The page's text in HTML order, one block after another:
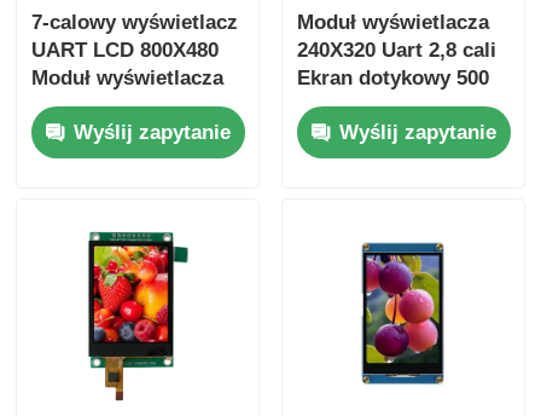
7-calowy wyświetlacz
UART LCD 800X480
Moduł wyświetlacza
przemysłowego
przenośny z
interfejsem SPI
Wyślij zapytanie
Moduł wyświetlacza
240X320 Uart 2,8 cali
Ekran dotykowy 500
Cd/M2
Wyślij zapytanie